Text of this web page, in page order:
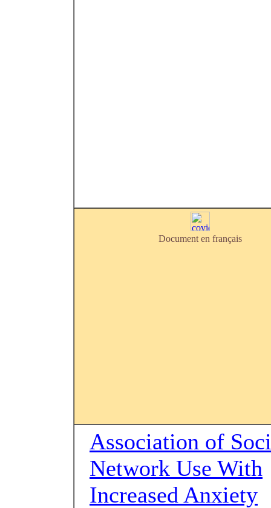
Document en français
Association of
Network Use With
Increased Anxiety